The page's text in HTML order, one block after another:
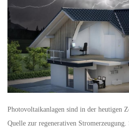
Photovoltaikanlagen sind in der heutigen
Quelle zur regenerativen